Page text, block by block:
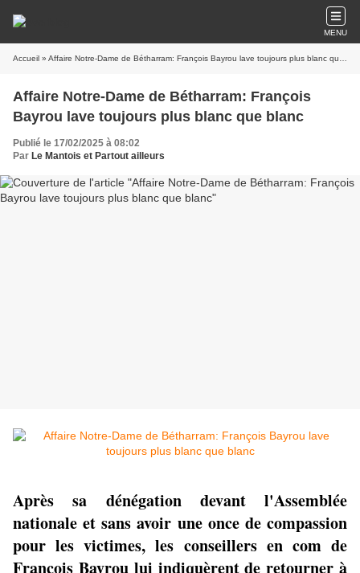
MENU
Accueil » Affaire Notre-Dame de Bétharram: François Bayrou lave toujours plus blanc que blanc
Affaire Notre-Dame de Bétharram: François
Bayrou lave toujours plus blanc que blanc
Publié le 17/02/2025 à 08:02
Par Le Mantois et Partout ailleurs
Après sa dénégation devant l'Assemblée
nationale et sans avoir une once de compassion
pour les victimes, les conseillers en com de
François Bayrou lui indiquèrent de retourner à